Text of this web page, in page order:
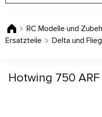
RC Modelle und
Ersatzteile
Delta und
Hotwing 750